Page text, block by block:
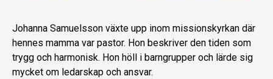
Johanna Samuelsson växte upp inom missionskyrkan där
hennes mamma var pastor. Hon beskriver den tiden som
trygg och harmonisk. Hon höll i barngrupper och lärde sig
mycket om ledarskap och ansvar.